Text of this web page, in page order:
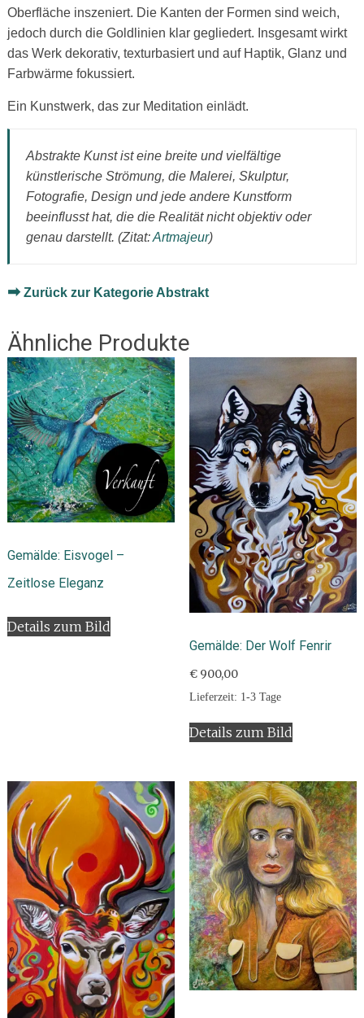
Oberfläche inszeniert. Die Kanten der Formen sind weich,
jedoch durch die Goldlinien klar gegliedert. Insgesamt wirkt
das Werk dekorativ, texturbasiert und auf Haptik, Glanz und
Farbwärme fokussiert.
Ein Kunstwerk, das zur Meditation einlädt.
Abstrakte Kunst ist eine breite und vielfältige
künstlerische Strömung, die Malerei, Skulptur,
Fotografie, Design und jede andere Kunstform
beeinflusst hat, die die Realität nicht objektiv oder
genau darstellt. (Zitat:Artmajeur)
➡Zurück zur Kategorie Abstrakt
Ähnliche Produkte
Gemälde: Eisvogel –
Zeitlose Eleganz
Details zum Bild
Gemälde: Der Wolf Fenrir
€900,00
Lieferzeit: 1-3 Tage
Details zum Bild